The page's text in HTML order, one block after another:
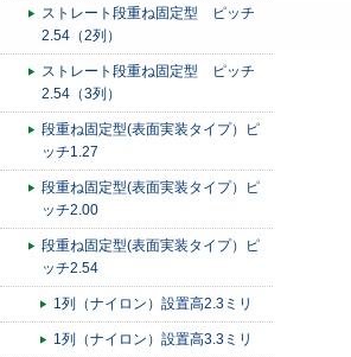
ストレート段重ね固定型 ピッチ
2.54（2列）
ストレート段重ね固定型 ピッチ
2.54（3列）
段重ね固定型(表面実装タイプ）ピ
ッチ1.27
段重ね固定型(表面実装タイプ）ピ
ッチ2.00
段重ね固定型(表面実装タイプ）ピ
ッチ2.54
1列（ナイロン）設置高2.3ミリ
1列（ナイロン）設置高3.3ミリ